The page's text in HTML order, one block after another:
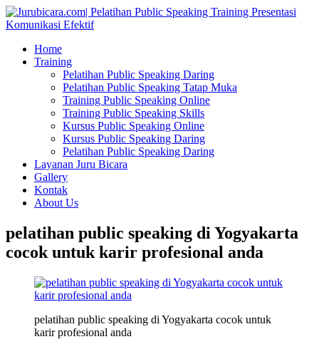
Home
Training
Pelatihan Public Speaking Daring
Pelatihan Public Speaking Tatap Muka
Training Public Speaking Online
Training Public Speaking Skills
Kursus Public Speaking Online
Kursus Public Speaking Daring
Pelatihan Public Speaking Daring
Layanan Juru Bicara
Gallery
Kontak
About Us
pelatihan public speaking di Yogyakarta
cocok untuk karir profesional anda
pelatihan public speaking di Yogyakarta cocok untuk
karir profesional anda